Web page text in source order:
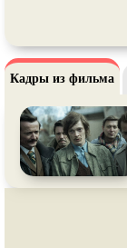
Ситком
Стимпанк
Турецкий сериал
Экранизация
Кадры из фильма